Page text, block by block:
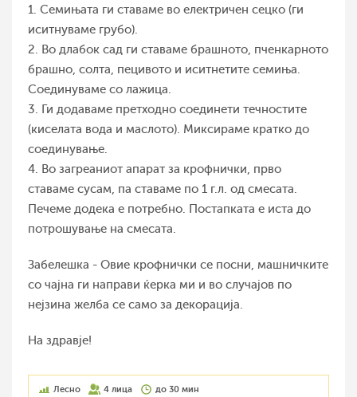
1. Семињата ги ставаме во електричен сецко (ги
иситнуваме грубо).
2. Во длабок сад ги ставаме брашното, пченкарното
брашно, солта, пецивото и иситнетите семиња.
Соединуваме со лажица.
3. Ги додаваме претходно соединети течностите
(киселата вода и маслото). Миксираме кратко до
соединување.
4. Во загреаниот апарат за крофнички, прво
ставаме сусам, па ставаме по 1 г.л. од смесата.
Печеме додека е потребно. Постапката е иста до
потрошување на смесата.
Забелешка - Овие крофнички се посни, машничките
со чајна ги направи ќерка ми и во случајов по
нејзина желба се само за декорација.
На здравје!
Лесно 4 лица до 30 мин